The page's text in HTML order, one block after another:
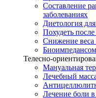
Составление
заболеваниях
Диетология
Похудеть
Снижение веса
Телесно-
Мануальная
Лечебный
Лечение боли в